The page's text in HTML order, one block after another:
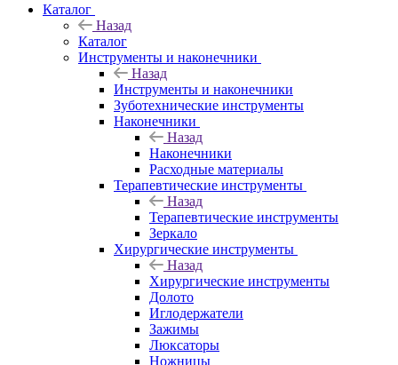
Каталог
Назад
Каталог
Инструменты и наконечники
Назад
Инструменты и наконечники
Зуботехнические инструменты
Наконечники
Назад
Наконечники
Расходные материалы
Терапевтические инструменты
Назад
Терапевтические инструменты
Зеркало
Хирургические инструменты
Назад
Хирургические инструменты
Долото
Иглодержатели
Зажимы
Люксаторы
Ножницы